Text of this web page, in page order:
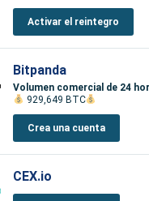
Activar el reintegro
Bitpanda
Volumen comercial de 24
929,649 BTC
Crea una cuenta
CEX.io